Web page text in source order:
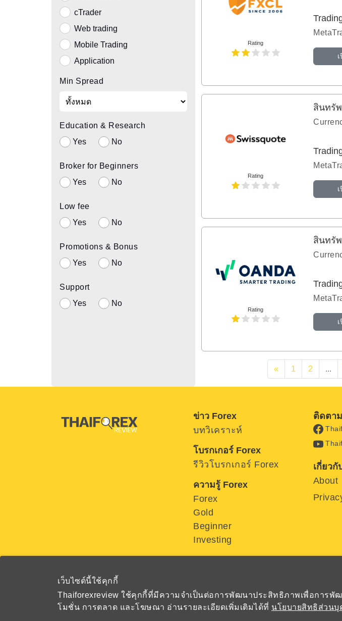
เว็บไซต์นี้ใช้คุกกี้
Thaiforexreview ใช้คุกกี้ที่มีความจำเป็นต่อการพัฒนาประสิทธิภาพเพื่อการพั
โมชั่น การตลาด และโฆษณา อ่านรายละเอียดเพิ่มเติมได้ที่ นโยบายสิทธิส่วนบุ
cTrader
Web trading
Mobile Trading
Application
Min Spread
Education & Research
Yes
No
Broker for Beginners
Yes
No
Low fee
Yes
No
Promotions & Bonus
Yes
No
Support
Yes
No
Rating
Rating
สินทรั
Rating
สินทรั
« 1 2 ...
ข่าว Forex
บทวิเคราะห์
โบรกเกอร์ Forex
รีวิวโบรกเกอร์ Forex
ความรู้ Forex
Forex
Gold
Beginner
Investing
ติดตาม
เกี่ยวกั
About